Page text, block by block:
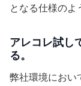
となる仕様のよ
アレコレ試し
る。
弊社環境におい